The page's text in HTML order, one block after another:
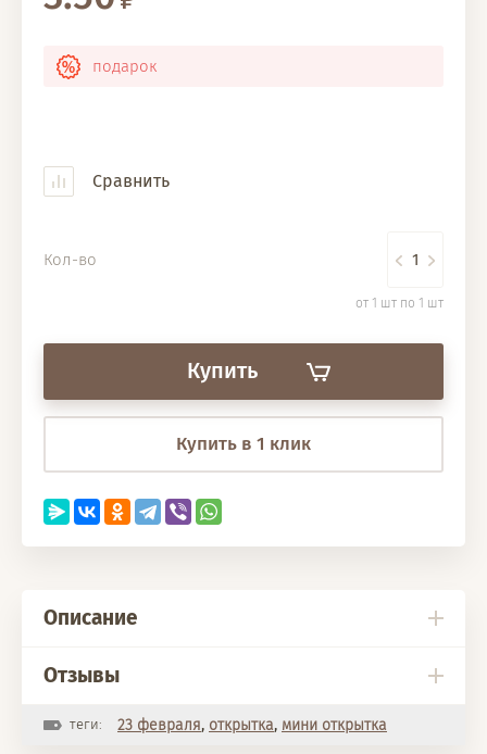
подарок
Сравнить
Кол-во
от 1 шт по 1 шт
Купить
Купить в 1 клик
Описание
Отзывы
теги: 23 февраля, открытка, мини открытка